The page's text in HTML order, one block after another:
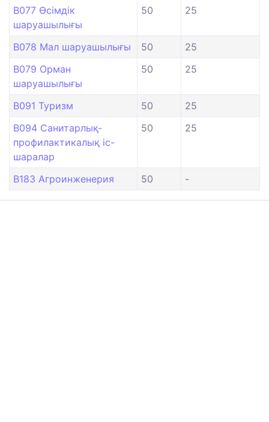
B077 Өсімдік
шаруашылығы
50 25
B078 Мал шаруашылығы 50
25
B079 Орман
шаруашылығы
50 25
B091 Туризм 50
25
B094 Санитарлық-
профилактикалық іс-
шаралар
50 25
B183 Агроинженерия 50 -